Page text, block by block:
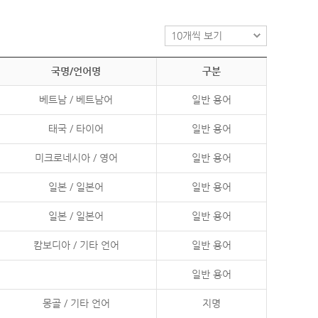
국명/언어명 구분
베트남 / 베트남어 일반 용어
태국 / 타이어 일반 용어
미크로네시아 / 영어 일반 용어
일본 / 일본어 일반 용어
일본 / 일본어 일반 용어
캄보디아 / 기타 언어 일반 용어
일반 용어
몽골 / 기타 언어 지명